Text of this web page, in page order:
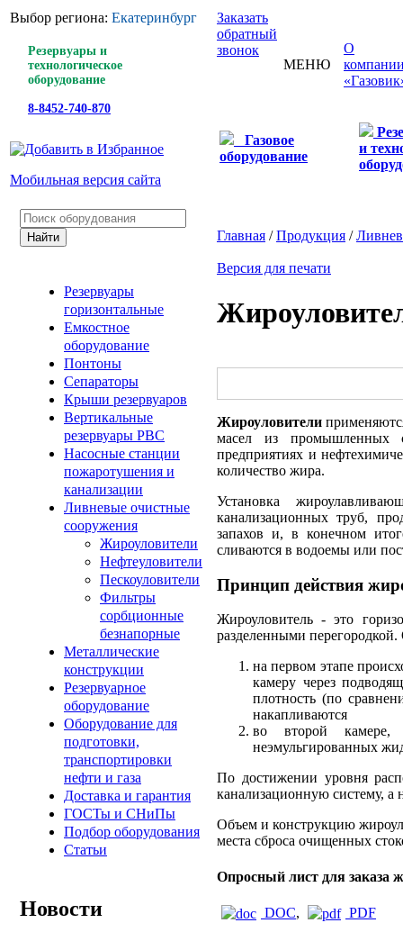
Выбор региона: Екатеринбург
Резервуары и
технологическое
оборудование
8-8452-740-870
Мобильная версия сайта
Заказать
обратный
звонок
МЕНЮ
О
Газовое
оборудование
и
Резервуары
горизонтальные
Емкостное
оборудование
Понтоны
Сепараторы
Крыши резервуаров
Вертикальные
резервуары РВС
Насосные станции
пожаротушения и
канализации
Ливневые очистные
сооружения
Жироуловители
Нефтеуловители
Пескоуловители
Фильтры
сорбционные
безнапорные
Металлические
конструкции
Резервуарное
оборудование
Оборудование для
подготовки,
транспортировки
нефти и газа
Доставка и гарантия
ГОСТы и СНиПы
Подбор оборудования
Статьи
Новости
Главная /Продукция /
Версия для печати
Жироуловители
масел из промышленных
предприятиях и
количество жира.
Установка
канализационных труб,
запахов и, в конечном
сливаются в водоемы или
Принцип действия
Жироуловитель - это
разделенными перегородкой.
на первом этапе
камеру через
плотность (по
накапливаются
во второй камере,
неэмульгированных
По достижении уровня
канализационную систему, а
Объем и конструкцию
места сброса очищенных
Опросный лист для заказа
DOC, PDF